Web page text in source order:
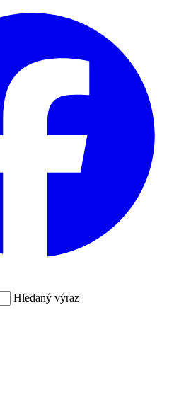
Hledaný výraz